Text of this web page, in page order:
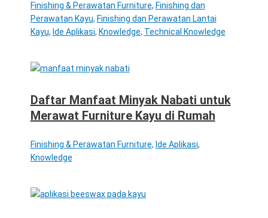
Finishing & Perawatan Furniture, Finishing dan
Perawatan Kayu, Finishing dan Perawatan Lantai
Kayu, Ide Aplikasi, Knowledge, Technical Knowledge
Daftar Manfaat Minyak Nabati untuk
Merawat Furniture Kayu di Rumah
Finishing & Perawatan Furniture, Ide Aplikasi,
Knowledge